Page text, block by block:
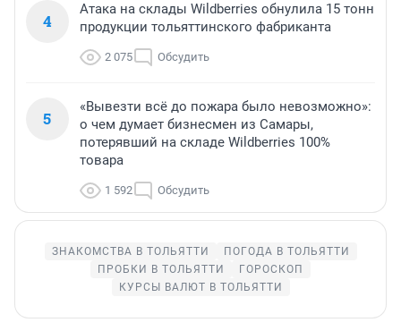
4
Атака на склады Wildberries обнулила 15 тонн
продукции тольяттинского фабриканта
2 075 Обсудить
5
«Вывезти всё до пожара было невозможно»:
о чем думает бизнесмен из Самары,
потерявший на складе Wildberries 100%
товара
1 592 Обсудить
ЗНАКОМСТВА В ТОЛЬЯТТИ
ПОГОДА В ТОЛЬЯТТИ
ПРОБКИ В ТОЛЬЯТТИ
ГОРОСКОП
КУРСЫ ВАЛЮТ В ТОЛЬЯТТИ